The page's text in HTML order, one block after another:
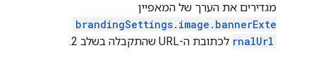
מגדירים את הערך של המאפיין
brandingSettings.image.bannerExte
rnalUrl לכתובת ה-URL שהתקבלה בשלב 2.